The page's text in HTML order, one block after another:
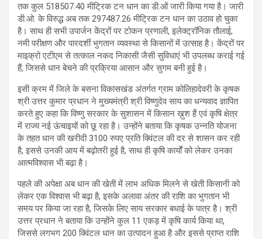
तक कुल 518507.40 मीट्रिक टन धान का डी.ओं जारी किया गया है। जारी
डी.ओ. के विरुद्ध अब तक 297487.26 मीट्रिक टन धान का उठाव हो चुका
है। साथ ही सभी उपार्जन केंद्रों पर टोकन प्रणाली, इलेक्ट्रॉनिक तौलाई,
नमी परीक्षण और पारदर्शी भुगतान व्यवस्था से किसानों में उत्साह है। केंद्रों पर
माइक्रो एटीएम से तत्काल नकद निकासी जैसी सुविधाएं भी उपलब्ध कराई गई
हैं, जिससे धान बेचने की प्रक्रिया आसान और सुगम बनी हुई है।
इसी क्रम में जिले के बसना विकासखंड अंतर्गत ग्राम कोलिहादेवरी के कृषक
श्री उत्तर कुमार प्रधान ने मुख्यमंत्री श्री विष्णुदेव साय का धन्यवाद ज्ञापित
करते हुए कहा कि विष्णु सरकार के सुशासन में किसान ख़ुश हैं एवं कृषि क्षेत्र
में राज्य नई ऊंचाइयों को छू रहा है। उन्होंने बताया कि कृषक उन्नति योजना
के तहत धान की खरीदी 3100 रुपए प्रति क्विंटल की दर से शासन कर रही
है, इससे उनकी आय में बढ़ोतरी हुई है, साथ ही कृषि कार्यों को लेकर उनका
आत्मविश्वास भी बढ़ा है।
पहले की अपेक्षा अब धान की खेती में लाभ अधिक मिलने से खेती किसानी को
लेकर एक विश्वास भी बढ़ा है, इसके अलावा अंतर की राशि का भुगतान भी
समय पर किया जा रहा है, जिसके लिए साय सरकार बधाई के पात्र है। श्री
उत्तर प्रधान ने बताया कि उन्होंने कुल 11 एकड़ में कृषि कार्य किया था,
जिससे लगभग 200 क्विंटल धान का उत्पादन हुआ है और इससे प्राप्त राशि